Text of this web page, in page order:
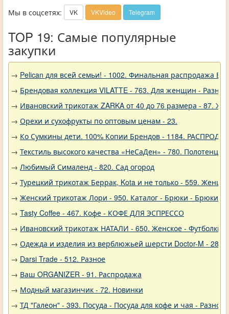
Мы в соцсетях: VK VKVideo Telegram
TOP 19: Самые популярные
закупки
→ Pelican для всей семьи! - 1002. Финальная распродажа
→ Брендовая коллекция VILATTE - 763. Для женщин - Разное
→ Ивановский трикотаж ZARKA от 40 до 76 размера - 87.
→ Орехи и сухофрукты по оптовым ценам - 23.
→ Ко Сумкины дети. 100% Копии Брендов - 1184.
→ Текстиль высокого качества «НеСаДен» - 780.
→ Любимый Сималенд - 820. Сад огород
→ Турецкий трикотаж Беррак, Kota и не только - 559.
→ Женский трикотаж Лори - 950. Каталог - Брюки - Брюки
→ Tasty Coffee - 467. Кофе - КОФЕ ДЛЯ ЭСПРЕССО
→ Ивановский трикотаж НАТАЛИ - 650. Женское - Футболки,
→ Одежда и изделия из верблюжьей шерсти Doctor-M -
→ Darsi Trade - 512. Разное
→ Ваш ORGANIZER - 91. Распродажа
→ Модный магазинчик - 72. Новинки
→ ТД "Галеон" - 393. Посуда - Посуда для кофе и чая - Разное